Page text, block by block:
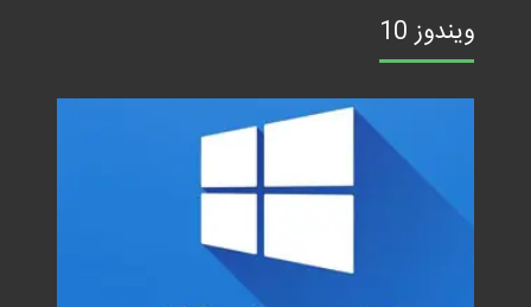
ویندوز 10